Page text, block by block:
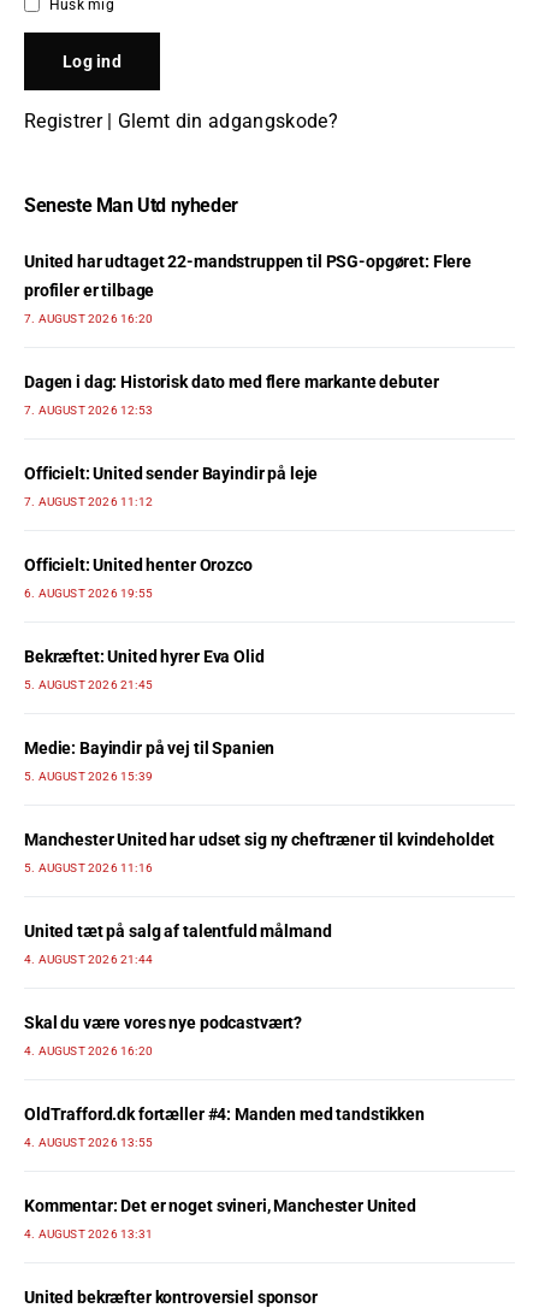
Husk mig
Registrer| Glemt din adgangskode?
Seneste Man Utd nyheder
United har udtaget 22-mandstruppen til PSG-opgøret: Flere
profiler er tilbage
7. AUGUST 2026 16:20
Dagen i dag: Historisk dato med flere markante debuter
7. AUGUST 2026 12:53
Officielt: United sender Bayindir på leje
7. AUGUST 2026 11:12
Officielt: United henter Orozco
6. AUGUST 2026 19:55
Bekræftet: United hyrer Eva Olid
5. AUGUST 2026 21:45
Medie: Bayindir på vej til Spanien
5. AUGUST 2026 15:39
Manchester United har udset sig ny cheftræner til kvindeholdet
5. AUGUST 2026 11:16
United tæt på salg af talentfuld målmand
4. AUGUST 2026 21:44
Skal du være vores nye podcastvært?
4. AUGUST 2026 16:20
OldTrafford.dk fortæller #4: Manden med tandstikken
4. AUGUST 2026 13:55
Kommentar: Det er noget svineri, Manchester United
4. AUGUST 2026 13:31
United bekræfter kontroversiel sponsor